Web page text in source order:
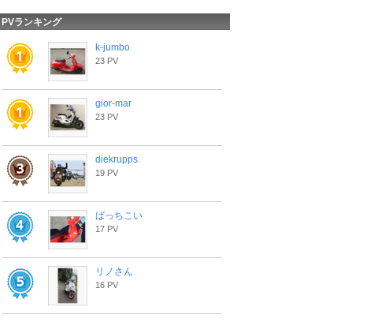
PVランキング
k-jumbo
23 PV
gior-mar
23 PV
diekrupps
19 PV
ばっちこい
17 PV
リノさん
16 PV